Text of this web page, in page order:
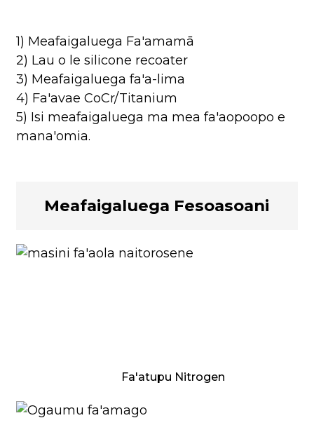
1) Meafaigaluega Fa'amamā
2) Lau o le silicone recoater
3) Meafaigaluega fa'a-lima
4) Fa'avae CoCr/Titanium
5) Isi meafaigaluega ma mea fa'aopoopo e
mana'omia.
Meafaigaluega Fesoasoani
Fa'atupu Nitrogen